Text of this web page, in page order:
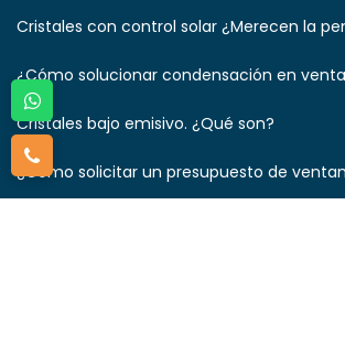
Cristales con control solar ¿Merecen la
¿Cómo solucionar condensación en
Cristales bajo emisivo. ¿Qué son?
¿Cómo solicitar un presupuesto de